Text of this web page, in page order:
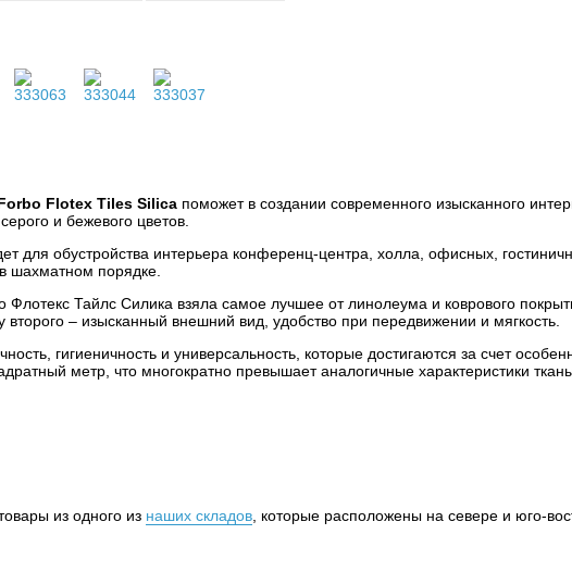
Flotex Tiles Silica поможет в создании современного изысканного
и бежевого цветов.
для обустройства интерьера конференц-центра, холла, офисных,
шахматном порядке.
Флотекс Тайлс Силика взяла самое лучшее от линолеума и коврового
второго – изысканный внешний вид, удобство при передвижении и мягкость.
гигиеничность и универсальность, которые достигаются за счет
метр, что многократно превышает аналогичные характеристики
из одного из наших складов , которые расположены на севере и юго-